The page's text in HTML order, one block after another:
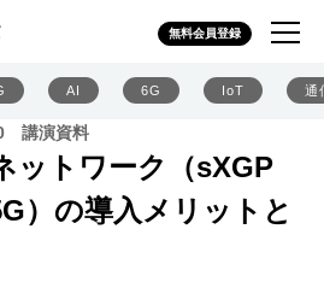
無料会員登録
AI 6G IoT 通
講演資料
ットワーク（sXGP
）の導入メリットと